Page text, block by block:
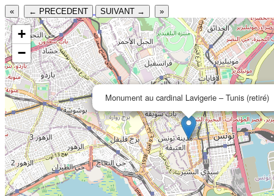
« ← PRECEDENT SUIVANT → »
Monument au cardinal Lavigerie – Tunis (retiré)
+
−